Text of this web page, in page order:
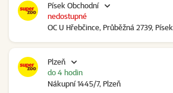
Písek Obchodní
OC U Hřebčince, Průběžná 2739, Písek
nedostupné
Plzeň
Nákupní 1445/7, Plzeň
do 4 hodin